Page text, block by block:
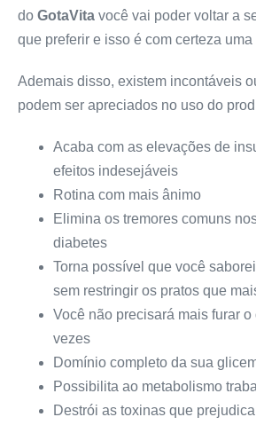
do GotaVita você vai poder voltar a
que preferir e isso é com certeza
Ademais disso, existem incontáveis
podem ser apreciados no uso do
Acaba com as elevações de
efeitos indesejáveis
Rotina com mais ânimo
Elimina os tremores comuns
diabetes
Torna possível que você
sem restringir os pratos que
Você não precisará mais furar
vezes
Domínio completo da sua
Possibilita ao metabolismo
Destrói as toxinas que